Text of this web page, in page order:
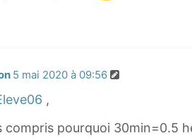
5 mai 2020 à 09:56
,
compris pourquoi 30min=0.5